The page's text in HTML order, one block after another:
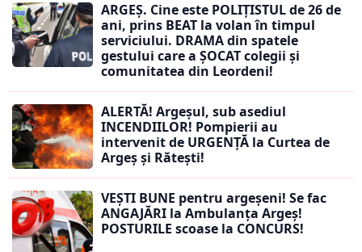
ARGEȘ. Cine este POLIȚISTUL de 26 de
ani, prins BEAT la volan în timpul
serviciului. DRAMA din spatele
gestului care a ȘOCAT colegii și
comunitatea din Leordeni!
ALERTĂ! Argeșul, sub asediul
INCENDIILOR! Pompierii au
intervenit de URGENȚĂ la Curtea de
Argeș și Rătești!
VEȘTI BUNE pentru argeșeni! Se fac
ANGAJĂRI la Ambulanța Argeș!
POSTURILE scoase la CONCURS!